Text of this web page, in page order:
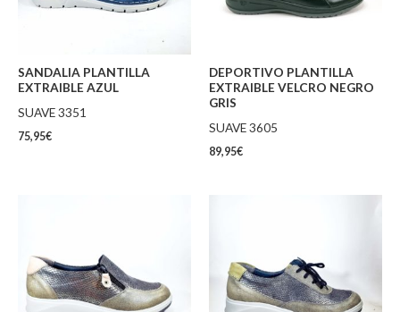
SANDALIA PLANTILLA
EXTRAIBLE AZUL
SUAVE 3351
75,95€
DEPORTIVO PLANTILLA
EXTRAIBLE VELCRO NEGRO
GRIS
SUAVE 3605
89,95€